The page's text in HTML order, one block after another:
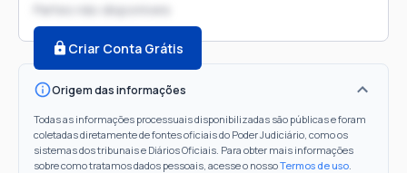
Partes não disponíveis
Criar Conta Grátis
Origem das informações
Todas as informações processuais disponibilizadas são públicas e foram
coletadas diretamente de fontes oficiais do Poder Judiciário, como os
sistemas dos tribunais e Diários Oficiais. Para obter mais informações
sobre como tratamos dados pessoais, acesse o nossoTermos de uso.